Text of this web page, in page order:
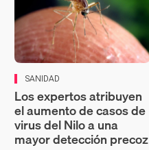
SANIDAD
Los expertos atribuyen
el aumento de casos de
virus del Nilo a una
mayor detección precoz